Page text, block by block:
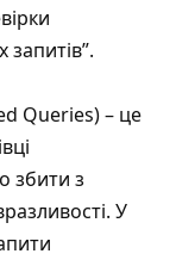
Queries) – це
збити з
У